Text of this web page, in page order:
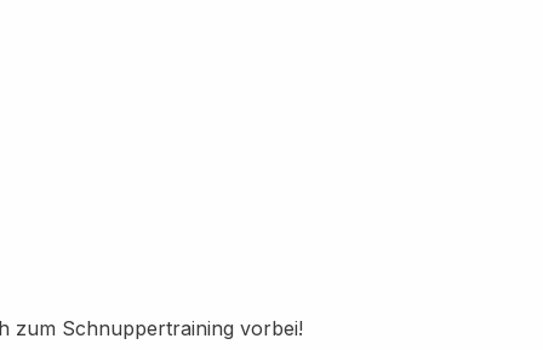
zum Schnuppertraining vorbei!